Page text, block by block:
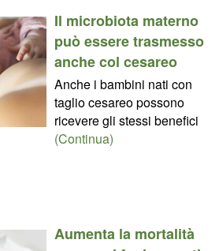
Il microbiota materno
può essere trasmesso
anche col cesareo
Anche i bambini nati con
taglio cesareo possono
ricevere gli stessi benefici
(Continua)
Aumenta la mortalità